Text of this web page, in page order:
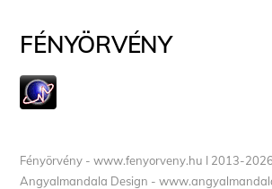
FÉNYÖRVÉNY
Fényörvény - www.fenyorveny.hu I 2013-
Angyalmandala Design -